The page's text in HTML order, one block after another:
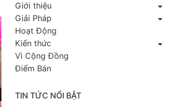
Giới thiệu
Giải Pháp
Hoạt Động
Kiến thức
Vì Cộng Đồng
Điểm Bán
TIN TỨC NỔI BẬT